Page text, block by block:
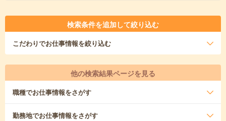
検索条件を追加して絞り込む
こだわりでお仕事情報を絞り込む
他の検索結果ページを見る
職種でお仕事情報をさがす
勤務地でお仕事情報をさがす